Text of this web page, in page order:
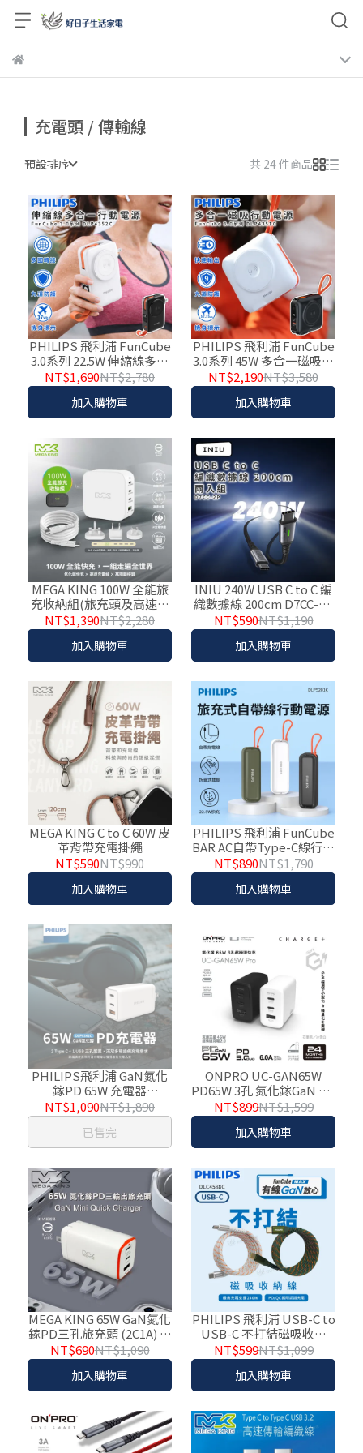
充電頭 / 傳輸線
預設排序 共 24 件商品
PHILIPS 飛利浦 FunCube
3.0系列 22.5W 伸縮線多合
一行動電源 DLP4352C
NT$1,690NT$2,780
加入購物車
PHILIPS 飛利浦 FunCube
3.0系列 45W 多合一磁吸行
動電源 DLP4351C
NT$2,190NT$3,580
加入購物車
MEGA KING 100W 全能旅
充收納組(旅充頭及高速充
電線）附萬國轉接器 MK-
100W
NT$1,390NT$2,280
加入購物車
INIU 240W USB C to C 編
織數據線 200cm D7CC-2P
【兩入組】
NT$590NT$1,190
加入購物車
MEGA KING C to C 60W 皮
革背帶充電掛繩
NT$590NT$990
加入購物車
PHILIPS 飛利浦 FunCube
BAR AC自帶Type-C線行動
電源 DLP5201C
NT$890NT$1,790
加入購物車
PHILIPS飛利浦 GaN氮化
鎵PD 65W 充電器
DLP6341C
NT$1,090NT$1,890
已售完
ONPRO UC-GAN65W
PD65W 3孔 氮化鎵GaN PD
快充充電器 Pro版
NT$899NT$1,599
加入購物車
MEGA KING 65W GaN氮化
鎵PD三孔旅充頭 (2C1A) 白
G653E
NT$690NT$1,090
加入購物車
PHILIPS 飛利浦 USB-C to
USB-C 不打結磁吸收納
PD充電線 150cm
DLC4588C
NT$599NT$1,099
加入購物車